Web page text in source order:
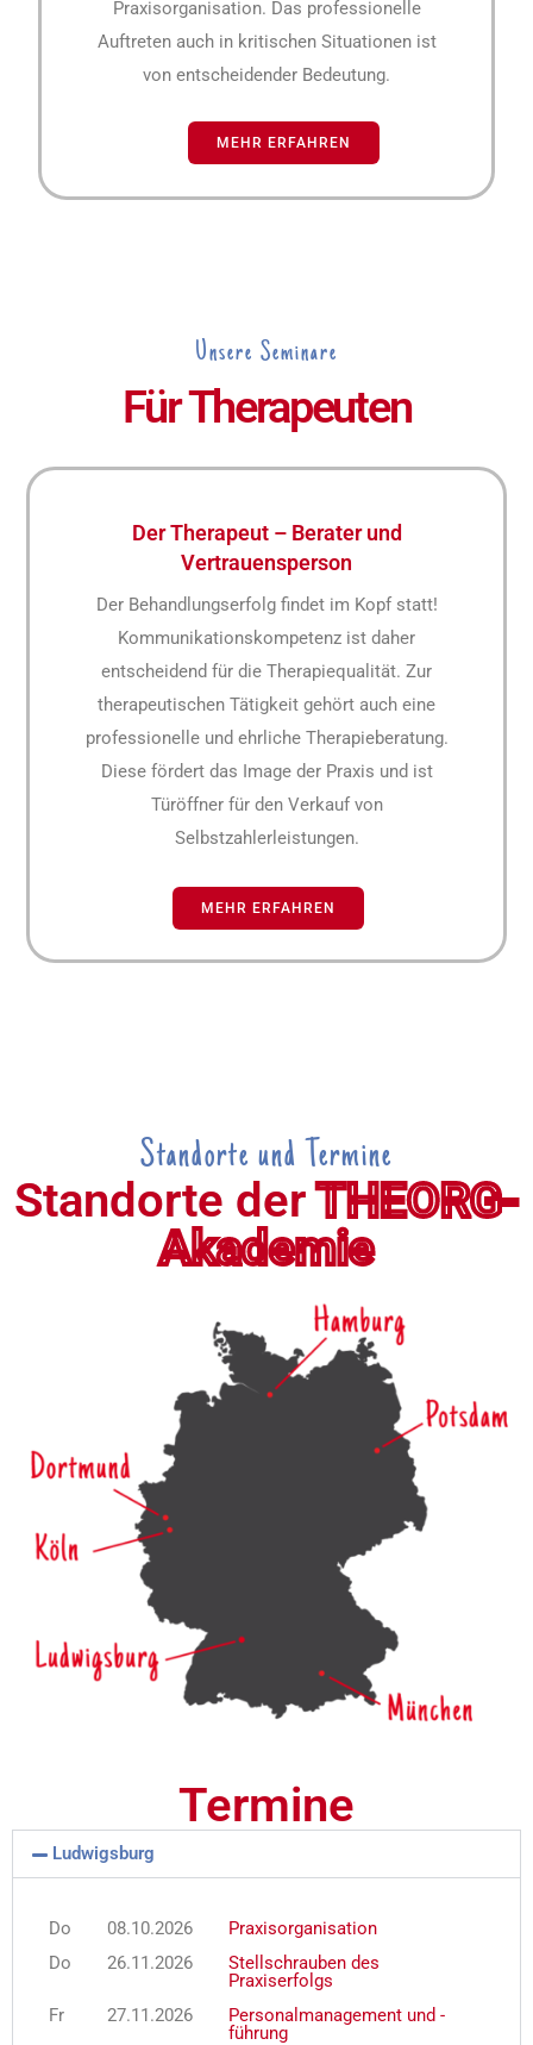
Praxisorganisation. Das professionelle
Auftreten auch in kritischen Situationen ist
von entscheidender Bedeutung.
MEHR ERFAHREN
Unsere Seminare
Für Therapeuten
Der Therapeut – Berater und
Vertrauensperson
Der Behandlungserfolg findet im Kopf statt!
Kommunikationskompetenz ist daher
entscheidend für die Therapiequalität. Zur
therapeutischen Tätigkeit gehört auch eine
professionelle und ehrliche Therapieberatung.
Diese fördert das Image der Praxis und ist
Türöffner für den Verkauf von
Selbstzahlerleistungen.
MEHR ERFAHREN
Standorte und Termine
Standorte derTHEORG-
Akademie
Termine
Ludwigsburg
Do 08.10.2026
Praxisorganisation
Do
26.11.2026
Stellschrauben des
Praxiserfolgs
Fr
27.11.2026
Personalmanagement und -
führung